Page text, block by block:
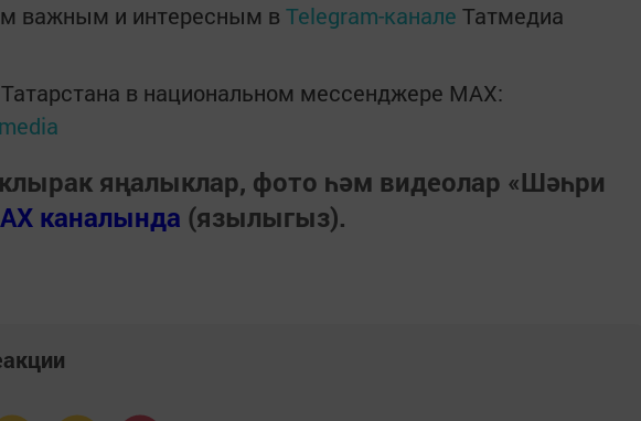
важным и интересным в Telegram-канале Татмедиа
в национальном мессенджере MАХ:
яңалыклар, фото һәм видеолар «Шәһри
каналында (язылыгыз).